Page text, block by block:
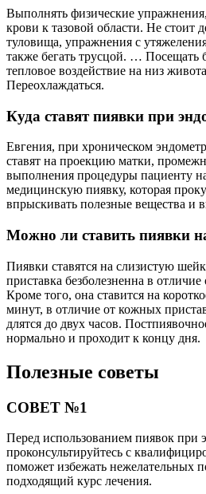
Выполнять физические
крови к тазовой области. Не стоит
туловища, упражнения с
также бегать трусцой. … Посещать
тепловое воздействие на низ
Переохлаждаться.
Куда ставят пиявки при
Евгения, при хроническом
ставят на проекцию матки,
выполнения процедуры пациенту
медицинскую пиявку, которая
впрыскивать полезные вещества и
Можно ли ставить пиявки
Пиявки ставятся на слизистую
приставка безболезненна в
Кроме того, она ставится на
минут, в отличие от кожных
длятся до двух часов.
нормально и проходит к концу дня.
Полезные советы
СОВЕТ №1
Перед использованием пиявок при
проконсультируйтесь с
поможет избежать нежелательных
подходящий курс лечения.